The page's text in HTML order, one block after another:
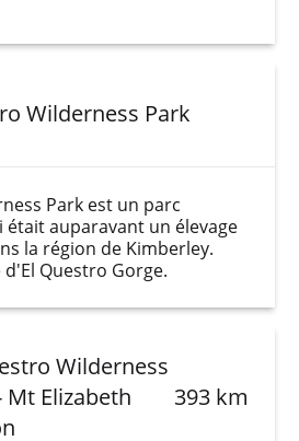
Wilderness Park
Park est un parc
était auparavant un élevage
la région de Kimberley.
d'El Questro Gorge.
Wilderness
Mt Elizabeth
393 km